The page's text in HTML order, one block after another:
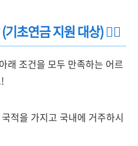
초연금 지원 대상) 🙋‍♀️
래 조건을 모두 만족하는 어르
적을 가지고 국내에 거주하시